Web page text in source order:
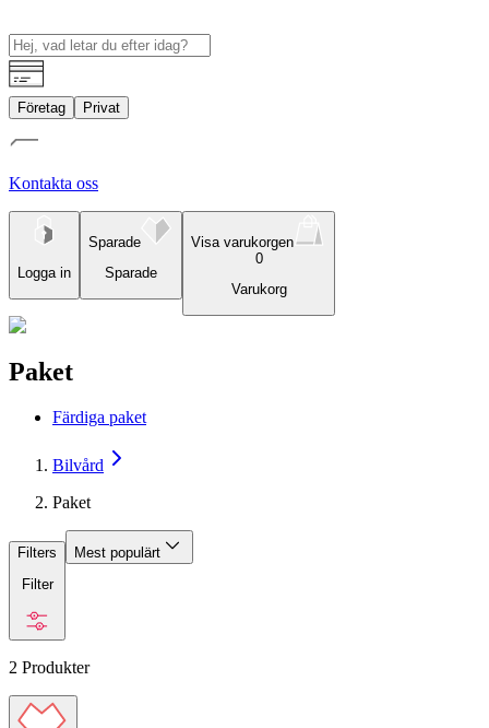
Företag Privat
Kontakta oss
Logga in
Sparade
Sparade
Visa varukorgen
0
Varukorg
Paket
Färdiga paket
Bilvård
Paket
Filters
Filter
Mest populärt
2 Produkter